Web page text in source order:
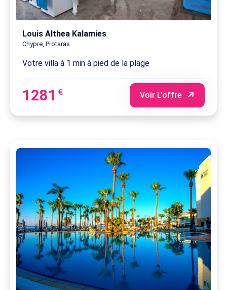
Louis Althea Kalamies
Chypre, Protaras
Votre villa à 1 min à pied de la plage
1281 € Voir L'offre